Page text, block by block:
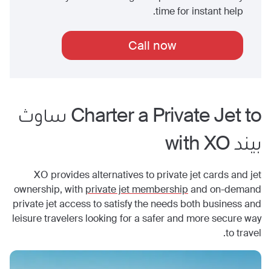
time for instant help.
Call now
Charter a Private Jet to ساوث
بيندwith XO
XO provides alternatives to private jet cards and jet
ownership, with private jet membership and on-demand
private jet access to satisfy the needs both business and
leisure travelers looking for a safer and more secure way
to travel.